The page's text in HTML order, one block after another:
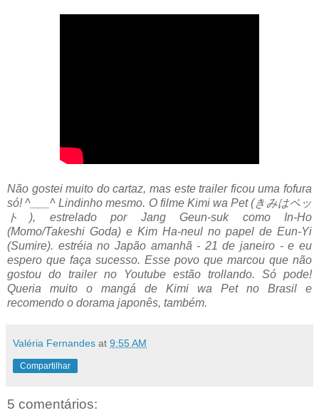
Não gostei muito do cartaz, mas este trailer ficou uma fofura
só! ^___^ Lindinho mesmo. O filme Kimi wa Pet (きみはペッ
ト), estrelado por Jang Geun-suk como In-Ho
(Momo/Takeshi Goda) e Kim Ha-neul no papel de Eun-Yi
(Sumire). estréia no Japão amanhã - 21 de janeiro - e eu
espero que faça sucesso. Esse povo que marcou que não
gostou do trailer no Youtube estão trollando. Só pode!
Queria muito o mangá de Kimi wa Pet no Brasil e
recomendo o dorama japonês, também.
Valéria Fernandes at 9:55 AM
Compartilhar
5 comentários: